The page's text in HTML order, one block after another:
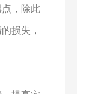
，除此
损失，